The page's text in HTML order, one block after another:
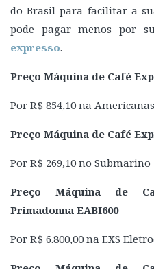
do Brasil para facilitar a
pode pagar menos por
expresso.
Preço Máquina de Café
Por R$ 854,10 na
Preço Máquina de Café
Por R$ 269,10 no Submarino
Preço Máquina de
Primadonna EABI600
Por R$ 6.800,00 na EXS